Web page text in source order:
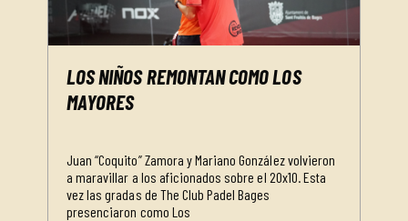
LOS NIÑOS REMONTAN COMO LOS
MAYORES
Juan “Coquito” Zamora y Mariano González volvieron
a maravillar a los aficionados sobre el 20x10. Esta
vez las gradas de The Club Padel Bages
presenciaron como Los